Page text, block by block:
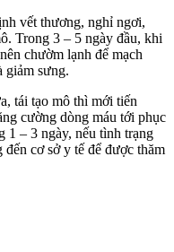
vết thương, nghỉ ngơi,
Trong 3 – 5 ngày đầu, khi
chườm lạnh để mạch
giảm sưng.
tái tạo mô thì mới tiến
cường dòng máu tới phục
1 – 3 ngày, nếu tình trạng
cơ sở y tế để được thăm